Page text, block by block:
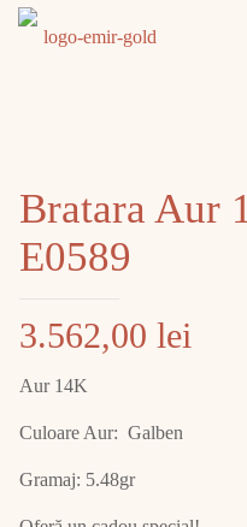
Bratara Aur
E0589
3.562,00 lei
Aur 14K
Culoare Aur: Galben
Gramaj: 5.48gr